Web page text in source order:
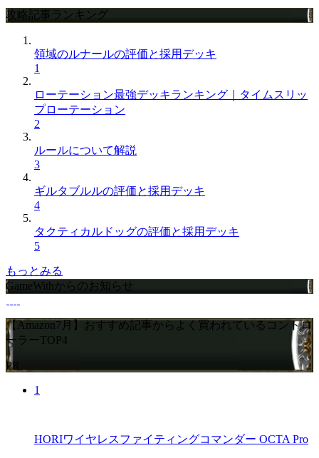
攻略記事ランキング
領域のルナールの評価と採用デッキ
1
ローテーション最強デッキランキング｜タイムスリッ
プローテーション
2
ルールについて解説
3
ギルタブルルの評価と採用デッキ
4
タクティカルドッグの評価と採用デッキ
5
もっとみる
GameWithからのお知らせ
【Amazon7月】おすすめ記事からよく買われているコントロ
ーラーTOP4
PR
1
HORIワイヤレスファイティングコマンダー OCTA Pro